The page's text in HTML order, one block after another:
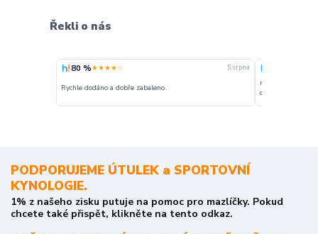
Řekli o nás
80 %★★★★☆ 5. srpna
Rychle dodáno a dobře zabaleno.
nakupuji
o stavu
PODPORUJEME ÚTULEK a SPORTOVNÍ
KYNOLOGIE.
1% z našeho zisku putuje na pomoc pro mazlíčky. Pokud
chcete také přispět, klikněte na tento odkaz.